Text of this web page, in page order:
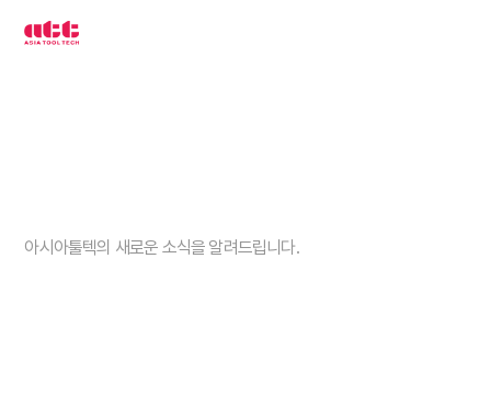
아시아툴텍의 새로운 소식을 알려드립니다.